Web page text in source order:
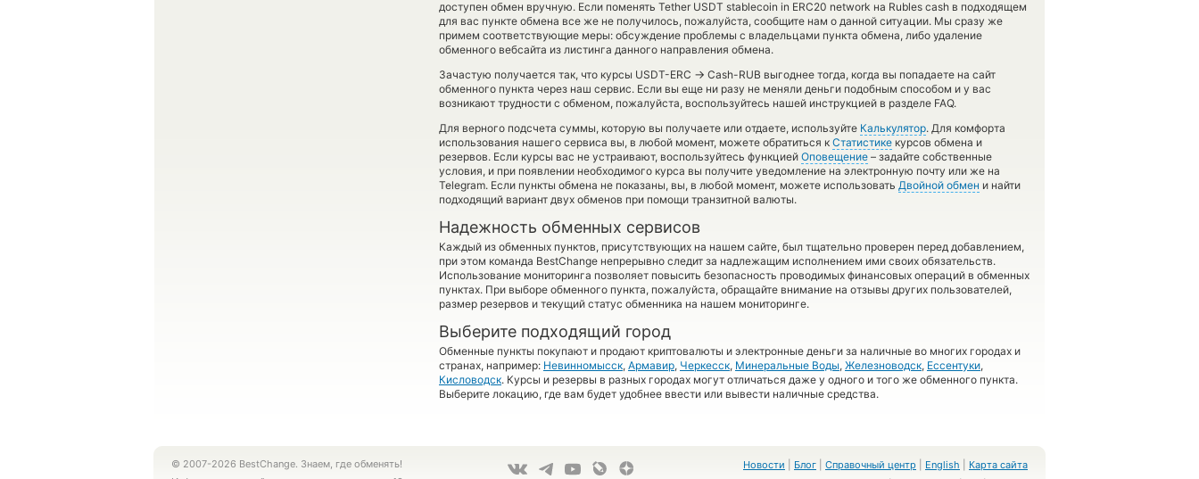
доступен обмен вручную. Если поменять Tether USDT stablecoin in ERC20 network на Rubles cash в подходящем
для вас пункте обмена все же не получилось, пожалуйста, сообщите нам о данной ситуации. Мы сразу же
примем соответствующие меры: обсуждение проблемы с владельцами пункта обмена, либо удаление
обменного вебсайта из листинга данного направления обмена.
Зачастую получается так, что курсы USDT-ERC → Cash-RUB выгоднее тогда, когда вы попадаете на сайт
обменного пункта через наш сервис. Если вы еще ни разу не меняли деньги подобным способом и у вас
возникают трудности с обменом, пожалуйста, воспользуйтесь нашей инструкцией в разделе FAQ.
Для верного подсчета суммы, которую вы получаете или отдаете, используйте Калькулятор. Для комфорта
использования нашего сервиса вы, в любой момент, можете обратиться к Статистике курсов обмена и
резервов. Если курсы вас не устраивают, воспользуйтесь функцией Оповещение – задайте собственные
условия, и при появлении необходимого курса вы получите уведомление на электронную почту или же на
Telegram. Если пункты обмена не показаны, вы, в любой момент, можете использовать Двойной обмен и найти
подходящий вариант двух обменов при помощи транзитной валюты.
Надежность обменных сервисов
Каждый из обменных пунктов, присутствующих на нашем сайте, был тщательно проверен перед добавлением,
при этом команда BestChange непрерывно следит за надлежащим исполнением ими своих обязательств.
Использование мониторинга позволяет повысить безопасность проводимых финансовых операций в обменных
пунктах. При выборе обменного пункта, пожалуйста, обращайте внимание на отзывы других пользователей,
размер резервов и текущий статус обменника на нашем мониторинге.
Выберите подходящий город
Обменные пункты покупают и продают криптовалюты и электронные деньги за наличные во многих городах и
странах, например: Невинномысск, Армавир, Черкесск, Минеральные Воды, Железноводск, Ессентуки,
Кисловодск. Курсы и резервы в разных городах могут отличаться даже у одного и того же обменного пункта.
Выберите локацию, где вам будет удобнее ввести или вывести наличные средства.
© 2007-2026 BestChange. Знаем, где обменять!
Новости Блог Справочный центр English
Карта сайта